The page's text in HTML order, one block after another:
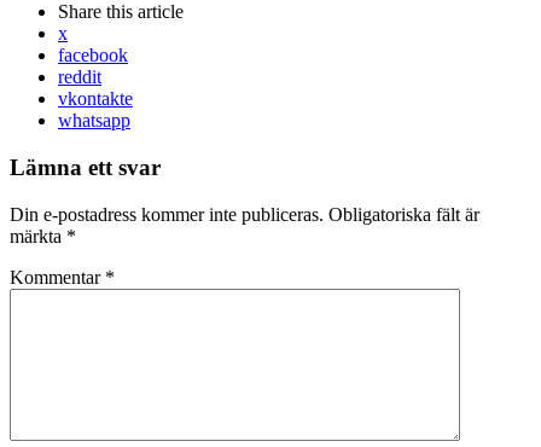
Share this article
x
facebook
reddit
vkontakte
whatsapp
Lämna ett svar
Din e-postadress kommer inte publiceras. Obligatoriska fält är
märkta *
Kommentar *